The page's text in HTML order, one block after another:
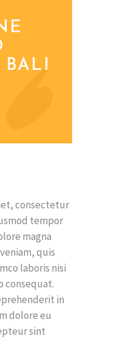
BALI
consectetur
tempor
magna
quis
laboris nisi
consequat.
in
dolore eu
sint